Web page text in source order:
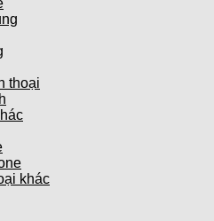
thoại
khác